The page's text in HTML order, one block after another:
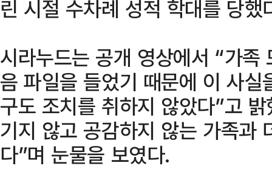
린 시절 수차례 성적 학대를 당했
시라누드는 공개 영상에서 “가
음 파일을 들었기 때문에 이 사
구도 조치를 취하지 않았다”고
기지 않고 공감하지 않는 가족과
다”며 눈물을 보였다.